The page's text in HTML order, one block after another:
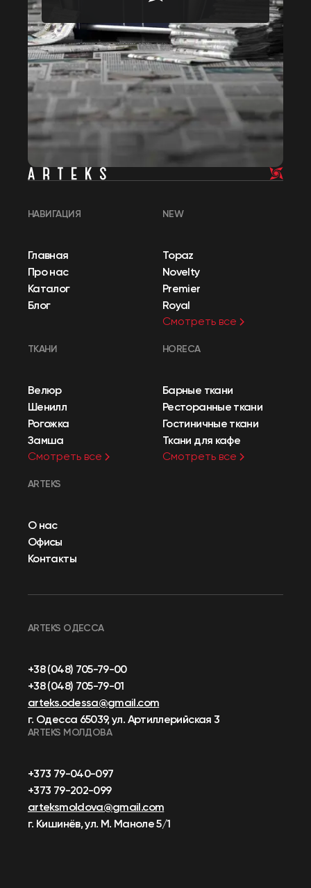
НАВИГАЦИЯ
Главная
Про нас
Каталог
Блог
NEW
Topaz
Novelty
Premier
Royal
Смотреть все
ТКАНИ
Велюр
Шенилл
Рогожка
Замша
Смотреть все
HORECA
Барные ткани
Ресторанные ткани
Гостиничные ткани
Ткани для кафе
Смотреть все
ARTEKS
О нас
Офисы
Контакты
ARTEKS ОДЕССА
+38 (048) 705-79-00
+38 (048) 705-79-01
arteks.odessa@gmail.com
г. Одесса 65039, ул. Артиллерийская 3
ARTEKS МОЛДОВА
+373 79-040-097
+373 79-202-099
arteksmoldova@gmail.com
г. Кишинёв, ул. М. Маноле 5/1